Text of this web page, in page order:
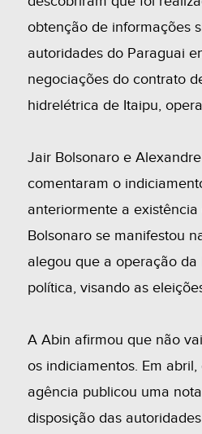
obtenção de informações
autoridades do Paraguai
negociações do contrato
hidrelétrica de Itaipu,
Jair Bolsonaro e
comentaram o
anteriormente a
Bolsonaro se manifestou
alegou que a operação da
política, visando as
A Abin afirmou que não
os indiciamentos. Em
agência publicou uma
disposição das